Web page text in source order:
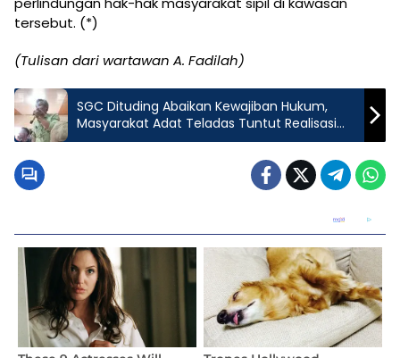
tersebut. (*)
(Tulisan dari wartawan A. Fadilah)
SGC Dituding Abaikan Kewajiban Hukum,
Masyarakat Adat Teladas Tuntut Realisasi
Plasma HGU 20 Persen